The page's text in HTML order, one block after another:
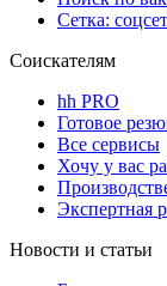
Сетка:
Соискателям
hh PRO
Готовое
Все сервисы
Хочу у вас
Экспертная
Новости и статьи